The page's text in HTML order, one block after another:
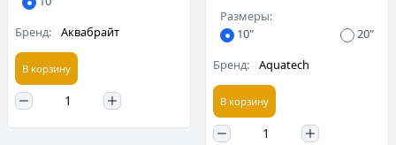
Бренд:
Аквабрайт
В корзину
Размеры:
10"
20"
Бренд:
Aquatech
В корзину